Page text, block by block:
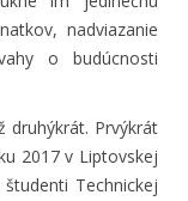
nadviazanie
o budúcnosti
druhýkrát. Prvýkrát
2017 v Liptovskej
Technickej